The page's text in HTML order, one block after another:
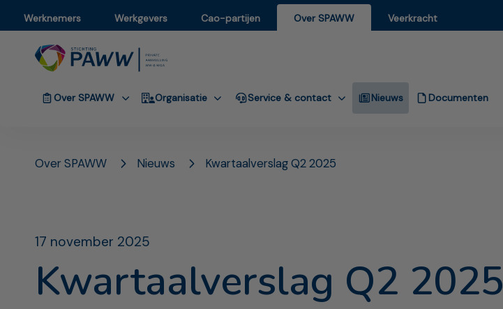
Werknemers Werkgevers Cao-partijen Over SPAWW Veerkracht
Over SPAWW Organisatie Service & contact Nieuws Documenten
Over SPAWW Nieuws Kwartaalverslag Q2 2025
17 november 2025
Kwartaalverslag Q2 2025